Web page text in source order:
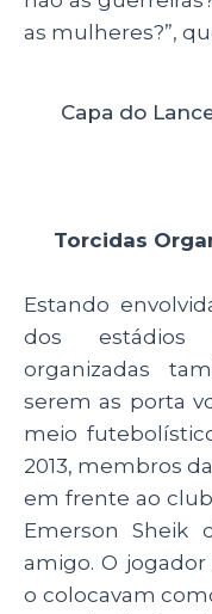
as mulheres?”,
Capa do
Torcidas
Estando
dos estádios
organizadas
serem as porta
meio
2013, membros
em frente ao
Emerson Sheik
amigo. O
o colocavam